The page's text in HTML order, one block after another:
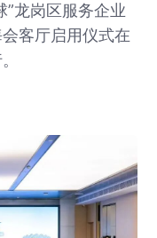
龙岗区服务企业
客厅启用仪式在